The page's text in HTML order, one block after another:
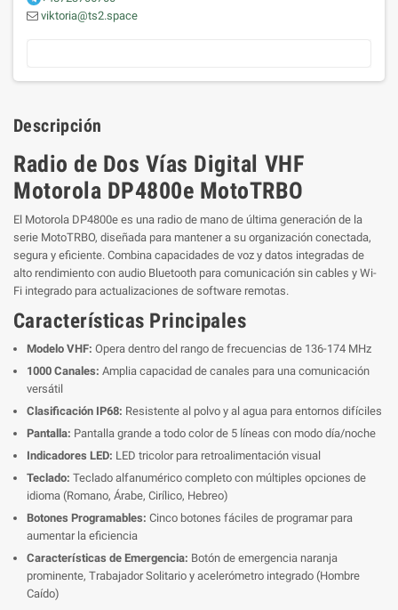
viktoria@ts2.space
Descripción
Radio de Dos Vías Digital VHF
Motorola DP4800e MotoTRBO
El Motorola DP4800e es una radio de mano de última generación de la
serie MotoTRBO, diseñada para mantener a su organización conectada,
segura y eficiente. Combina capacidades de voz y datos integradas de
alto rendimiento con audio Bluetooth para comunicación sin cables y Wi-
Fi integrado para actualizaciones de software remotas.
Características Principales
Modelo VHF: Opera dentro del rango de frecuencias de 136-174 MHz
1000 Canales: Amplia capacidad de canales para una comunicación
versátil
Clasificación IP68: Resistente al polvo y al agua para entornos difíciles
Pantalla: Pantalla grande a todo color de 5 líneas con modo día/noche
Indicadores LED: LED tricolor para retroalimentación visual
Teclado: Teclado alfanumérico completo con múltiples opciones de
idioma (Romano, Árabe, Cirílico, Hebreo)
Botones Programables: Cinco botones fáciles de programar para
aumentar la eficiencia
Características de Emergencia: Botón de emergencia naranja
prominente, Trabajador Solitario y acelerómetro integrado (Hombre
Caído)